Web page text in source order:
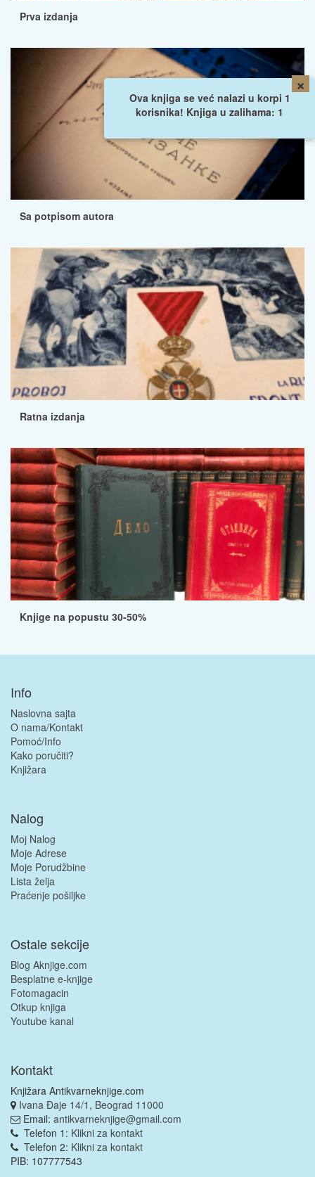
×
Ova knjiga se već nalazi u korpi 1
korisnika! Knjiga u zalihama: 1
Prva izdanja
Sa potpisom autora
Ratna izdanja
Knjige na popustu 30-50%
Info
Naslovna sajta
O nama/Kontakt
Pomoć/Info
Kako poručiti?
Knjižara
Nalog
Moj Nalog
Moje Adrese
Moje Porudžbine
Lista želja
Praćenje pošiljke
Ostale sekcije
Blog Aknjige.com
Besplatne e-knjige
Fotomagacin
Otkup knjiga
Youtube kanal
Kontakt
Knjižara Antikvarneknjige.com
Ivana Đaje 14/1, Beograd 11000
Email: antikvarneknjige@gmail.com
Telefon 1: Klikni za kontakt
Telefon 2: Klikni za kontakt
PIB: 107777543